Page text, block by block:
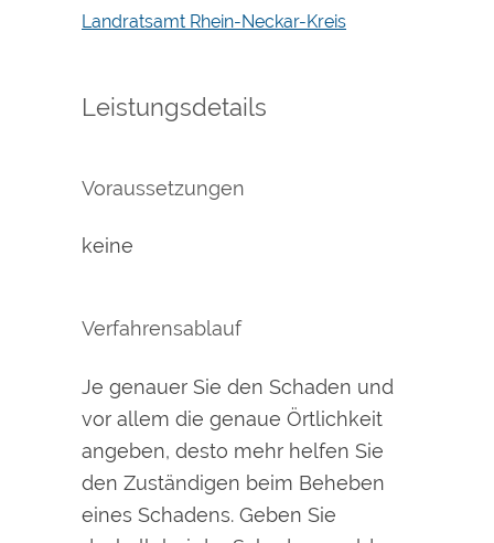
Landratsamt Rhein-Neckar-Kreis
Leistungsdetails
Voraussetzungen
keine
Verfahrensablauf
Je genauer Sie den Schaden und
vor allem die genaue Örtlichkeit
angeben, desto mehr helfen Sie
den Zuständigen beim Beheben
eines Schadens. Geben Sie